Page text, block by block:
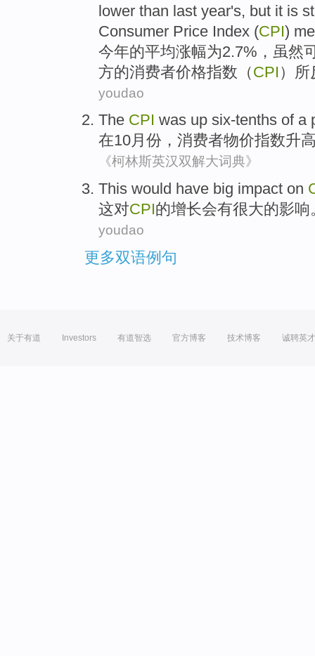
lower than last year's, but it is
Consumer Price Index (CPI)
今年的平均涨幅为2.7%，虽然
方的消费者价格指数 （CPI ） 所
youdao
The CPI was up six-tenths of a
在10月份，消费者物价指数升
《柯林斯英汉双解大词典》
This would have big impact on
这对CPI的增长会有很大的影响
youdao
更多双语例句
关于有道 Investors 有道智选 官方博客 技术博客 诚聘英才